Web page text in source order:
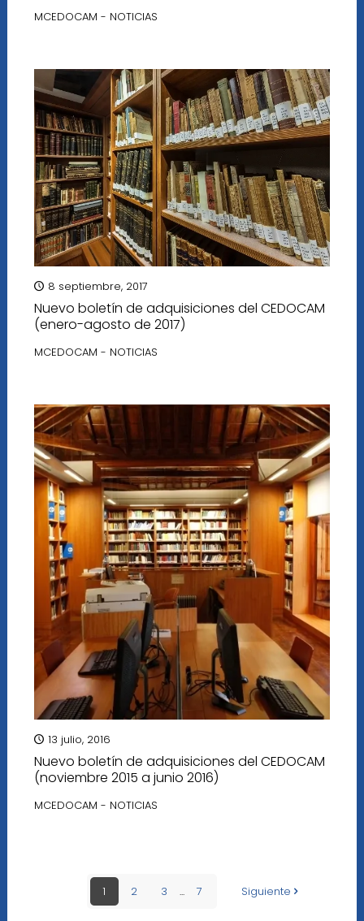
MCEDOCAM - NOTICIAS
8 septiembre, 2017
Nuevo boletín de adquisiciones del CEDOCAM
(enero-agosto de 2017)
MCEDOCAM - NOTICIAS
13 julio, 2016
Nuevo boletín de adquisiciones del CEDOCAM
(noviembre 2015 a junio 2016)
MCEDOCAM - NOTICIAS
1 2 3 ... 7 Siguiente